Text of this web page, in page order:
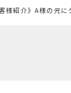
客様紹介》A様の元